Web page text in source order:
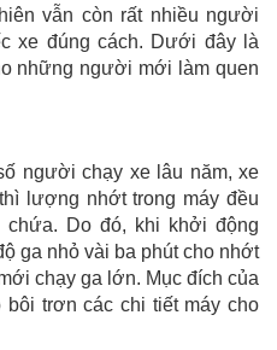
vẫn còn rất nhiều người
xe đúng cách. Dưới đây là
những người mới làm quen
người chạy xe lâu năm, xe
lượng nhớt trong máy đều
Do đó, khi khởi động
ga nhỏ vài ba phút cho nhớt
chạy ga lớn. Mục đích của
trơn các chi tiết máy cho